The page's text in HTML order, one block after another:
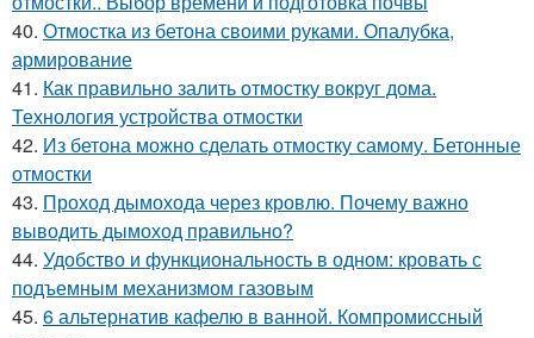
40. Отмостка из бетона своими руками. Опалубка,
армирование
41. Как правильно залить отмостку вокруг дома.
Технология устройства отмостки
42. Из бетона можно сделать отмостку самому. Бетонные
отмостки
43. Проход дымохода через кровлю. Почему важно
выводить дымоход правильно?
44. Удобство и функциональность в одном: кровать с
подъемным механизмом газовым
45. 6 альтернатив кафелю в ванной. Компромиссный